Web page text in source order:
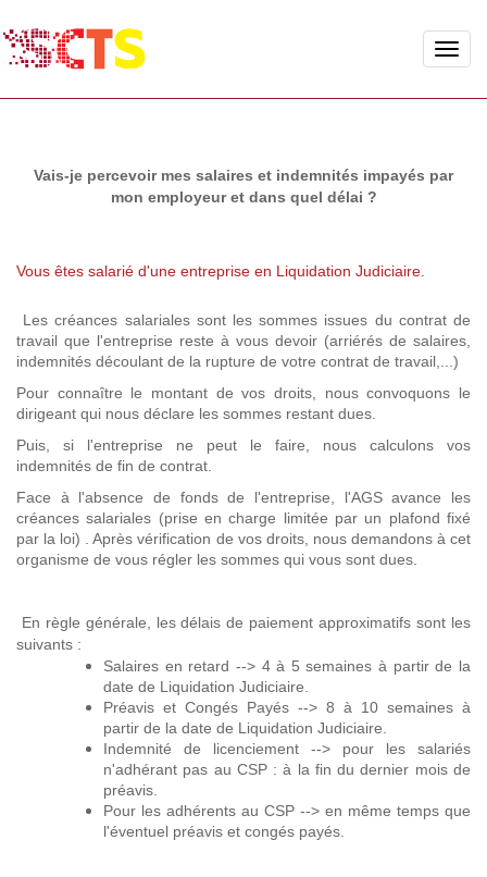
Toggle
Vais-je percevoir mes salaires et indemnités impayés par
mon employeur et dans quel délai ?
Vous êtes salarié d'une entreprise en Liquidation Judiciaire.
Les créances salariales sont les sommes issues du contrat de
travail que l'entreprise reste à vous devoir (arriérés de salaires,
indemnités découlant de la rupture de votre contrat de travail,...)
Pour connaître le montant de vos droits, nous convoquons le
dirigeant qui nous déclare les sommes restant dues.
Puis, si l'entreprise ne peut le faire, nous calculons vos
indemnités de fin de contrat.
Face à l'absence de fonds de l'entreprise, l'AGS avance les
créances salariales (prise en charge limitée par un plafond fixé
par la loi) . Après vérification de vos droits, nous demandons à cet
organisme de vous régler les sommes qui vous sont dues.
En règle générale, les délais de paiement approximatifs sont les
suivants :
Salaires en retard --> 4 à 5 semaines à partir de la
date de Liquidation Judiciaire.
Préavis et Congés Payés --> 8 à 10 semaines à
partir de la date de Liquidation Judiciaire.
Indemnité de licenciement --> pour les salariés
n'adhérant pas au CSP : à la fin du dernier mois de
préavis.
Pour les adhérents au CSP --> en même temps que
l'éventuel préavis et congés payés.